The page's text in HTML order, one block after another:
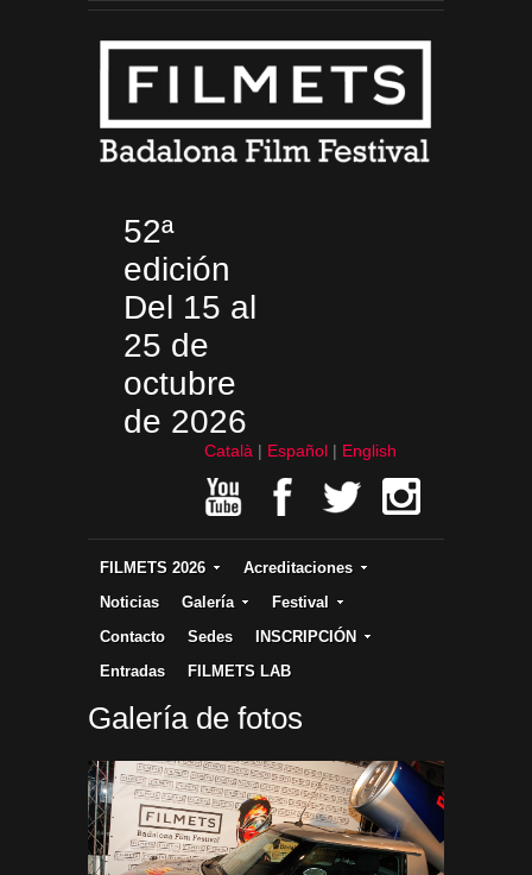
52ª
edición
Del 15 al
25 de
octubre
de 2026
Català Español English
FILMETS 2026
Acreditaciones
Noticias
Galería
Festival
Contacto
Sedes
INSCRIPCIÓN
Entradas
FILMETS LAB
Galería de fotos